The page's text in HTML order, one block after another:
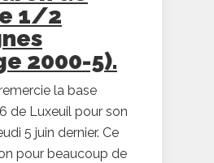
1/2
2000-5).
la base
de Luxeuil pour son
5 juin dernier. Ce
pour beaucoup de